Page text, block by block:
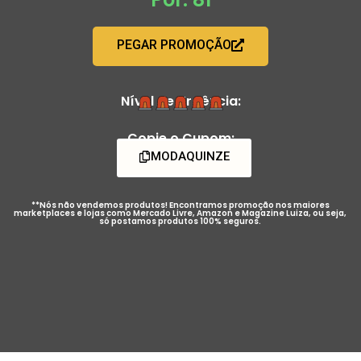
PEGAR PROMOÇÃO
Nível de Urgência:
Copie o Cupom:
MODAQUINZE
**Nós não vendemos produtos! Encontramos promoção nos maiores
marketplaces e lojas como Mercado Livre, Amazon e Magazine Luiza, ou seja,
só postamos produtos 100% seguros.